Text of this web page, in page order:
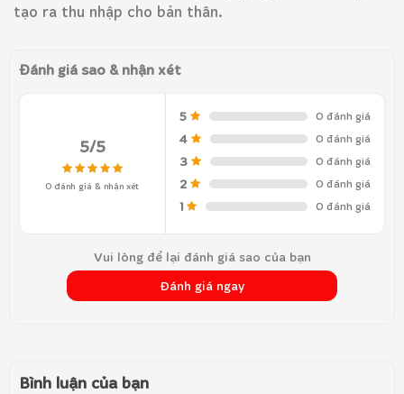
tạo ra thu nhập cho bản thân.
Đánh giá sao & nhận xét
5/5
0 đánh giá & nhận xét
5 0 đánh giá
4 0 đánh giá
3 0 đánh giá
2 0 đánh giá
1 0 đánh giá
Vui lòng để lại đánh giá sao của bạn
Đánh giá ngay
Bình luận của bạn